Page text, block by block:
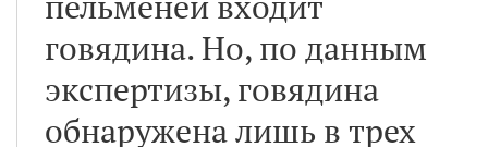
говядина. Но, по данным
экспертизы, говядина
обнаружена лишь в трех